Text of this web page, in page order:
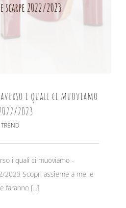
i quali ci muoviamo
2023
TREND
i quali ci muoviamo -
2023 Scopri assieme a me le
faranno [...]